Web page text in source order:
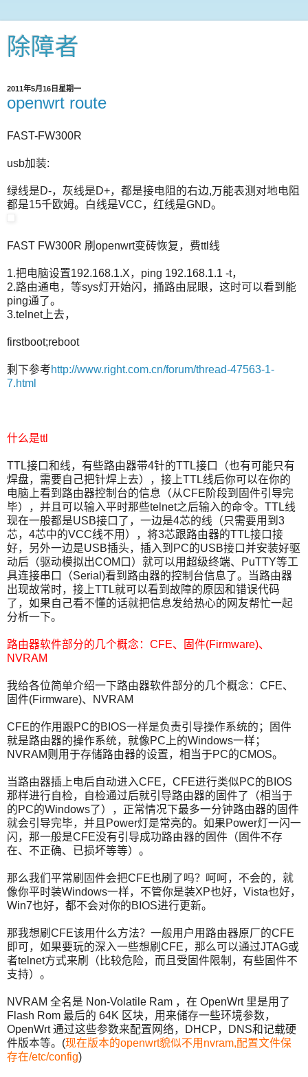
除障者
2011年5月16日星期一
openwrt route
FAST-FW300R
usb加装:
绿线是D-，灰线是D+，都是接电阻的右边,万能表测对地电阻
都是15千欧姆。白线是VCC，红线是GND。
FAST FW300R 刷openwrt变砖恢复，费ttl线
1.把电脑设置192.168.1.X，ping 192.168.1.1 -t，
2.路由通电，等sys灯开始闪，捅路由屁眼，这时可以看到能
ping通了。
3.telnet上去，
firstboot;reboot
剩下参考http://www.right.com.cn/forum/thread-47563-1-
7.html
什么是ttl
TTL接口和线，有些路由器带4针的TTL接口（也有可能只有
焊盘，需要自己把针焊上去），接上TTL线后你可以在你的
电脑上看到路由器控制台的信息（从CFE阶段到固件引导完
毕），并且可以输入平时那些telnet之后输入的命令。TTL线
现在一般都是USB接口了，一边是4芯的线（只需要用到3
芯，4芯中的VCC线不用），将3芯跟路由器的TTL接口接
好，另外一边是USB插头，插入到PC的USB接口并安装好驱
动后（驱动模拟出COM口）就可以用超级终端、PuTTY等工
具连接串口（Serial)看到路由器的控制台信息了。当路由器
出现故常时，接上TTL就可以看到故障的原因和错误代码
了，如果自己看不懂的话就把信息发给热心的网友帮忙一起
分析一下。
路由器软件部分的几个概念：CFE、固件(Firmware)、
NVRAM
我给各位简单介绍一下路由器软件部分的几个概念：CFE、
固件(Firmware)、NVRAM
CFE的作用跟PC的BIOS一样是负责引导操作系统的；固件
就是路由器的操作系统，就像PC上的Windows一样；
NVRAM则用于存储路由器的设置，相当于PC的CMOS。
当路由器插上电后自动进入CFE，CFE进行类似PC的BIOS
那样进行自检，自检通过后就引导路由器的固件了（相当于
的PC的Windows了），正常情况下最多一分钟路由器的固件
就会引导完毕，并且Power灯是常亮的。如果Power灯一闪一
闪，那一般是CFE没有引导成功路由器的固件（固件不存
在、不正确、已损坏等等）。
那么我们平常刷固件会把CFE也刷了吗？呵呵，不会的，就
像你平时装Windows一样，不管你是装XP也好，Vista也好，
Win7也好，都不会对你的BIOS进行更新。
那我想刷CFE该用什么方法？一般用户用路由器原厂的CFE
即可，如果要玩的深入一些想刷CFE，那么可以通过JTAG或
者telnet方式来刷（比较危险，而且受固件限制，有些固件不
支持）。
NVRAM 全名是 Non-Volatile Ram ，在 OpenWrt 里是用了
Flash Rom 最后的 64K 区块，用来储存一些环境参数，
OpenWrt 通过这些参数来配置网络，DHCP，DNS和记载硬
件版本等。(现在版本的openwrt貌似不用nvram,配置文件保
存在/etc/config)